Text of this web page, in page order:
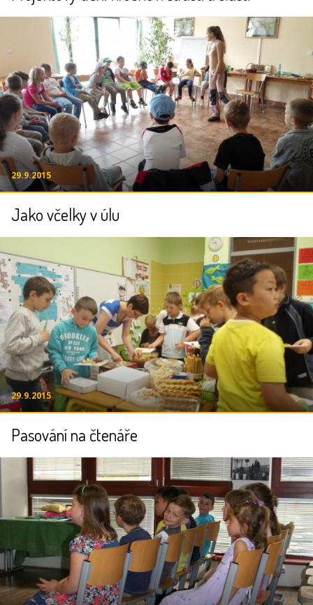
29.9.2015
Jako včelky v úlu
29.9.2015
Pasování na čtenáře